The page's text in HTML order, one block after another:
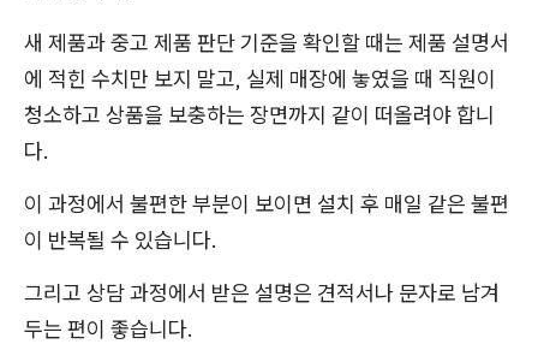
새 제품과 중고 제품 판단 기준을 확인할 때는 제품 설명서
에 적힌 수치만 보지 말고, 실제 매장에 놓였을 때 직원이
청소하고 상품을 보충하는 장면까지 같이 떠올려야 합니
다.
이 과정에서 불편한 부분이 보이면 설치 후 매일 같은 불편
이 반복될 수 있습니다.
그리고 상담 과정에서 받은 설명은 견적서나 문자로 남겨
두는 편이 좋습니다.